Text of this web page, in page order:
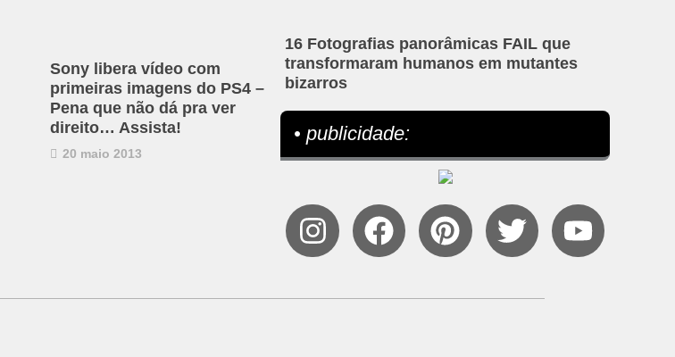
Sony libera vídeo com
primeiras imagens do PS4 –
Pena que não dá pra ver
direito… Assista!
20 maio 2013
16 Fotografias panorâmicas FAIL que
transformaram humanos em mutantes
bizarros
• publicidade: